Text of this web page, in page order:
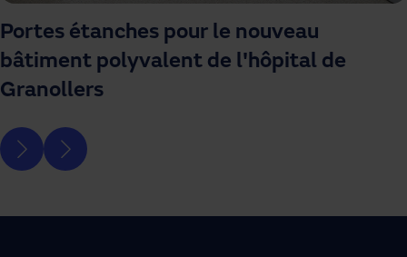
Portes étanches pour le nouveau
bâtiment polyvalent de l'hôpital de
Granollers